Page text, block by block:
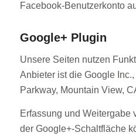
Facebook-Benutzerkonto
Google+ Plugin
Unsere Seiten nutzen
Anbieter ist die Google
Parkway, Mountain View,
Erfassung und Weitergabe
der Google+-Schaltfläche